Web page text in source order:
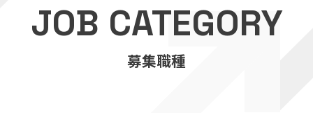
医療・介護事業
訪問看護リハビリステーション癒々
JOB CATEGORY
募集職種